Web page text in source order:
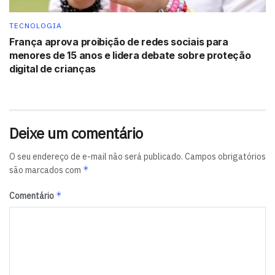
Vivo
São Paulo:
Vivo Shopping JK Iguatemi
Vivo Shopping Center Norte
Distrito Federal:
Taguatinga
Park Shopping II
Rio Grande do Sul:
Shopping Moinhos
TECNOLOGIA
França aprova proibição de redes sociais para
menores de 15 anos e lidera debate sobre proteção
digital de crianças
Deixe um comentário
O seu endereço de e-mail não será publicado. Campos obrigatórios
são marcados com *
Comentário *